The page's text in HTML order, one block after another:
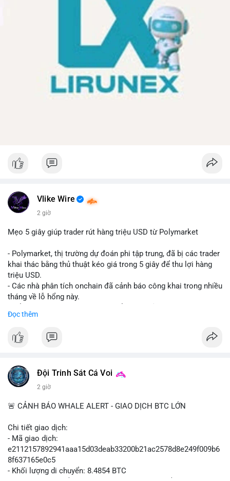
Vlike Wire
2 giờ
Mẹo 5 giây giúp trader rút hàng triệu USD từ Polymarket
- Polymarket, thị trường dự đoán phi tập trung, đã bị các trader
khai thác bằng thủ thuật kéo giá trong 5 giây để thu lợi hàng
triệu USD.
- Các nhà phân tích onchain đã cảnh báo công khai trong nhiều
tháng về lỗ hổng này.
bình theo thời gian (time-weighted prices), khiến việc đẩy giá
- Động thái này nhằm bảo vệ tính toàn vẹn của thị trường và
#polymarket #cryptonews #defi #marketintegrity
📰 Nguồn: CoinDesk
Đọc thêm
Đội Trinh Sát Cá Voi
2 giờ
🚨 CẢNH BÁO WHALE ALERT - GIAO DỊCH BTC LỚN
Chi tiết giao dịch:
- Mã giao dịch:
e2112157892941aaa15d03deab33200b21ac2578d8e249f009b6
8f637165e0c5
- Khối lượng di chuyển: 8.4854 BTC